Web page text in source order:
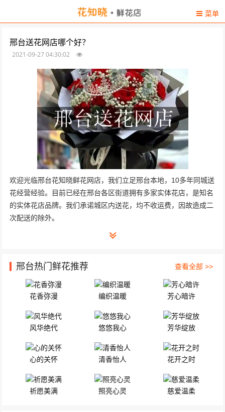
菜单
邢台送花网店哪个好？
2021-09-27 04:30:02
欢迎光临邢台花知晓鲜花网店，我们立足邢台本地，10多年同城送
花经营经验。目前已经在邢台各区街道拥有多家实体花店，是知名
的实体花店品牌。我们承诺城区内送花，均不收运费，因故造成二
次配送的除外。
邢台热门鲜花推荐 查看全部 >>
花香弥漫 编织温暖 芳心暗许
风华绝代 悠悠我心 芳华绽放
心的关怀 清香怡人 花开之时
祈愿美满 照亮心灵 慈爱温柔